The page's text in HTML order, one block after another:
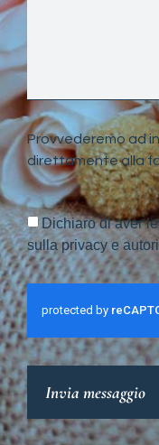
Provvederemo ad
direttamente alla
Dichiaro di aver
sulla privacy e
Invia messaggio